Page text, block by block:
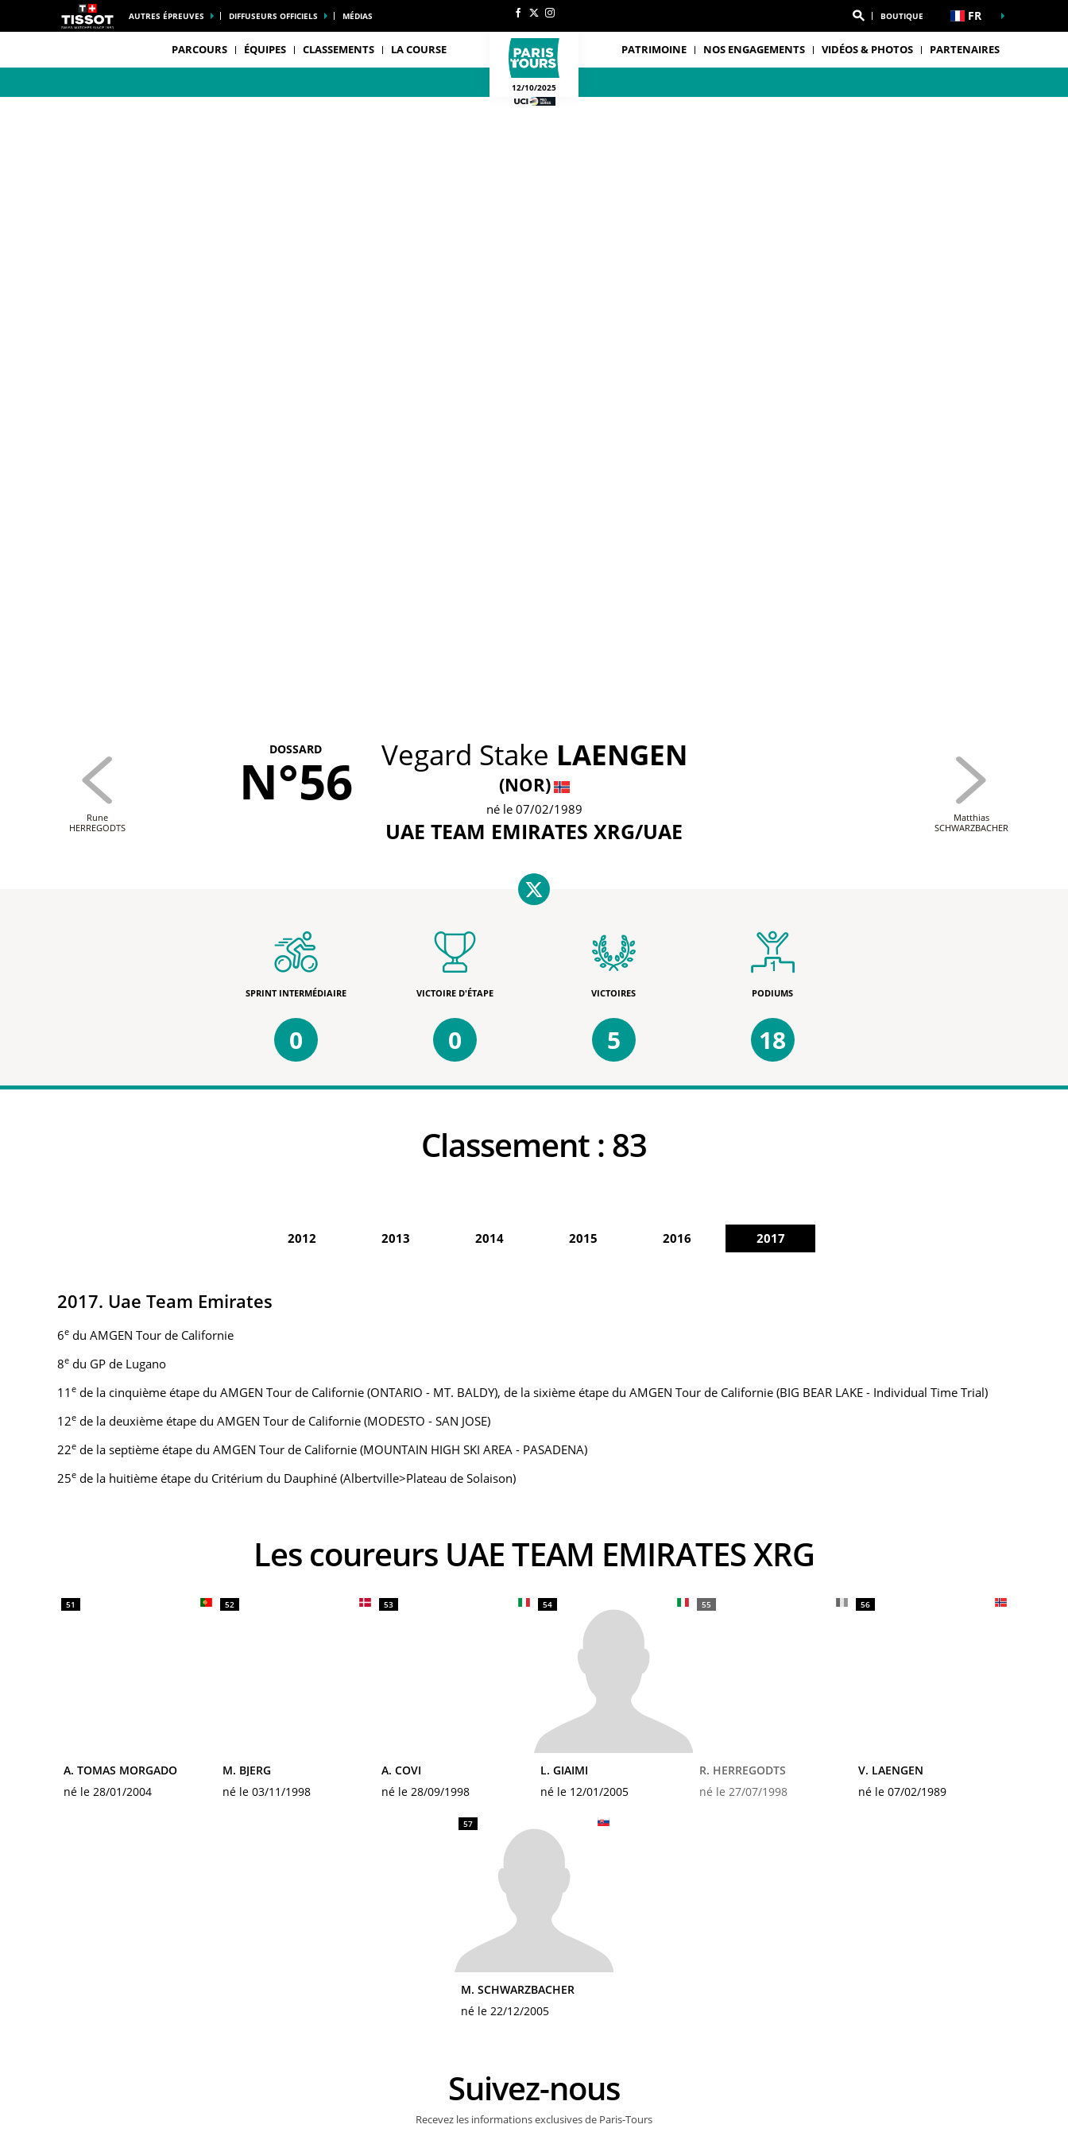
AUTRES ÉPREUVES DIFFUSEURS OFFICIELS MÉDIAS BOUTIQUE FR
PARCOURS ÉQUIPES CLASSEMENTS LA COURSE
12/10/2025
PATRIMOINE NOS ENGAGEMENTS VIDÉOS & PHOTOS PARTENAIRES
DOSSARD
N°56 Vegard Stake LAENGEN
(NOR)
né le 07/02/1989
UAE TEAM EMIRATES XRG/UAE
Rune
HERREGODTS
Matthias
SCHWARZBACHER
SPRINT INTERMÉDIAIRE
0
VICTOIRE D'ÉTAPE
0
VICTOIRES
5
PODIUMS
18
Classement : 83
2012 2013 2014 2015 2016 2017
2017. Uae Team Emirates
6e du AMGEN Tour de Californie
8e du GP de Lugano
11 e de la cinquième étape du AMGEN Tour de Californie (ONTARIO - MT. BALDY), de la sixième étape du AMGEN Tour de Californie (BIG BEAR LAKE - Individual Time Trial)
12e de la deuxième étape du AMGEN Tour de Californie (MODESTO - SAN JOSE)
22e de la septième étape du AMGEN Tour de Californie (MOUNTAIN HIGH SKI AREA - PASADENA)
25e de la huitième étape du Critérium du Dauphiné (Albertville>Plateau de Solaison)
Les coureurs UAE TEAM EMIRATES XRG
51
A. TOMAS MORGADO
né le 28/01/2004
52
M. BJERG
né le 03/11/1998
53
A. COVI
né le 28/09/1998
54
L. GIAIMI
né le 12/01/2005
55
R. HERREGODTS
né le 27/07/1998
56
V. LAENGEN
né le 07/02/1989
57
M. SCHWARZBACHER
né le 22/12/2005
Suivez-nous
Recevez les informations exclusives de Paris-Tours